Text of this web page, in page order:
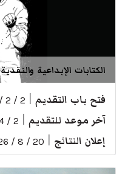
الكتابات الإبداعية والنقدية
فتح باب التقديم 2 / 2 / 2026
آخر موعد للتقديم 2 / 4 / 2026
إعلان النتائج 20 / 8 / 2026